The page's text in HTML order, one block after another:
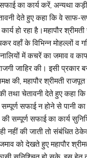
का कार्य करें, अन्यथा
देते हुए कहा कि वे साफ-
हो रहा है।महापौर
वहॉं के विभिन्न मोहल्लों
में कचरें का जमाव व
जाहिर की। इसी प्रकार
की, महापौर श्रीमती
तथा चेतावनी देते हुए कहा
सफाई न होने से पानी
की सम्पूर्ण सफाई का कार्य
नहीं की जाती तो संबंधित
को देखते हुए महापौर